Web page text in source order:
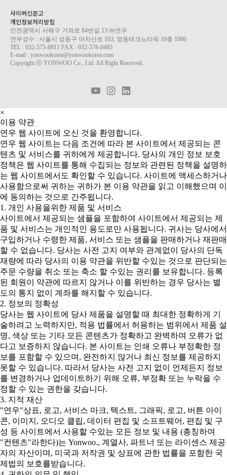
사이버신문고
개인정보처리방침
인천광역시 서해구 가좌로 84번길 13 ㈜연우
연우성수 : 서울시 성동구 아차산로 103, 영동테크노타워 10층 1006
TEL : 032-575-8811 FAX : 032-578-0485
E-mail : yonwookorea@yonwookorea.com
Copyright ⓒ YONWOO Co., Ltd. All Right Reserved.
×
이용 약관
연우 웹 사이트에 오신 것을 환영합니다.
연우 웹 사이트는 다음 조건에 따라 본 사이트에서 제공되는 콘
텐츠 및 서비스를 귀하에게 제공합니다. 당사의 개인 정보 보호
정책은 웹 사이트를 통해 수집되는 정보와 관련된 정책을 설명하
는 웹 사이트에서도 확인할 수 있습니다. 사이트에 액세스하거나
사용함으로써 귀하는 귀하가 본 이용 약관을 읽고 이해했으며 이
에 동의하는 것으로 간주됩니다.
1. 개인 사용을위한 제품 및 서비스
사이트에서 제공되는 샘플을 포함하여 사이트에서 제공되는 제
품 및 서비스는 개인적인 용도로만 사용됩니다. 귀사는 당사에서
구입하거나 수령한 제품, 서비스 또는 샘플을 판매하거나 재판매
할 수 없습니다. 당사는 사전 고지 여부와 관계없이 당사의 단독
재량에 따라 당사의 이용 약관을 위반할 수있는 것으로 판단되는
주문 수량을 취소 또는 축소 할 수있는 권리를 보유합니다. 등록
된 회원이 약관에 따르지 않거나 이를 위반하는 경우 당사는 별
도의 통지 없이 계좌를 해지할 수 있습니다.
2. 정보의 정확성
당사는 웹 사이트에 당사 제품을 설명할 때 최대한 정확하게 기
술하려고 노력하지만, 적용 법률에서 허용하는 범위에서 제품 설
명, 색상 또는 기타 모든 콘텐츠가 정확하고 완벽하며 오류가 없
다고 보증하지 않습니다. 본 사이트는 인쇄 오류나 부정확한 정
보를 포함할 수 있으며, 완전하지 않거나 최신 정보를 제공하지
못할 수 있습니다. 따라서 당사는 사전 고지 없이 언제든지 정보
를 변경하거나 업데이트하기 위해 오류, 부정확 또는 누락을 수
정할 수 있는 권한을 갖습니다.
3. 지적 재산
"연우"상표, 로고, 서비스 마크, 텍스트, 그래픽, 로고, 버튼 아이
콘, 이미지, 오디오 클립, 데이터 편집 및 소프트웨어, 편집 및 구
성 등 사이트에서 사용할 수있는 모든 정보 및 내용 (총칭하여
"컨텐츠"라한다)는 Yonwoo., 계열사, 파트너 또는 라이센스 제공
자의 자산이며, 미국과 저작권 및 상표에 관한 법률을 포함한 국
제법의 보호를받습니다.